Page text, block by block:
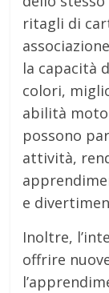
ritagli di
la capacità
colori,
abilità
possono
attività,
e
Inoltre,
offrire